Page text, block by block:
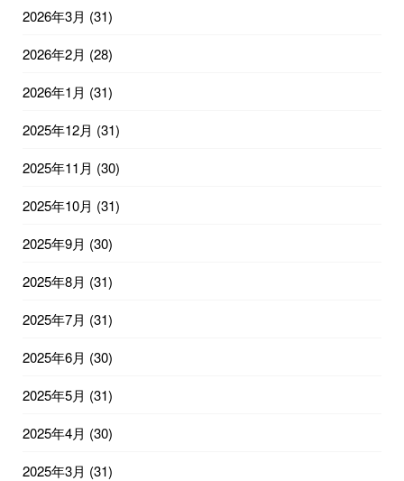
2026年3月 (31)
2026年2月 (28)
2026年1月 (31)
2025年12月 (31)
2025年11月 (30)
2025年10月 (31)
2025年9月 (30)
2025年8月 (31)
2025年7月 (31)
2025年6月 (30)
2025年5月 (31)
2025年4月 (30)
2025年3月 (31)